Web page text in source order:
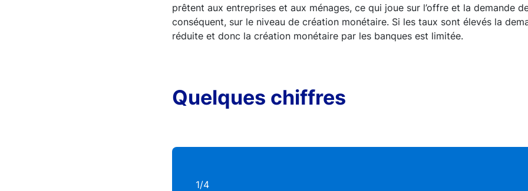
prêtent aux entreprises et aux ménages, ce qui joue sur l’offre et la demande
conséquent, sur le niveau de création monétaire. Si les taux sont élevés la
réduite et donc la création monétaire par les banques est limitée.
Quelques chiffres
1/4